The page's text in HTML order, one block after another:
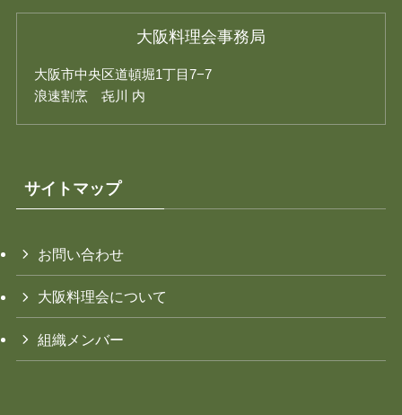
大阪料理会事務局
大阪市中央区道頓堀1丁目7−7
浪速割烹 㐂川 内
サイトマップ
お問い合わせ
大阪料理会について
組織メンバー